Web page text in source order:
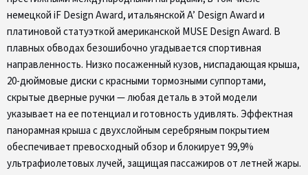
немецкой iF Design Award, итальянской A’ Design Award и
платиновой статуэткой американской MUSE Design Award. В
плавных обводах безошибочно угадывается спортивная
направленность. Низко посаженный кузов, ниспадающая крыша,
20-дюймовые диски с красными тормозными суппортами,
скрытые дверные ручки — любая деталь в этой модели
указывает на ее потенциал и готовность удивлять. Эффектная
панорамная крыша с двухслойным серебряным покрытием
обеспечивает превосходный обзор и блокирует 99,9%
ультрафиолетовых лучей, защищая пассажиров от летней жары.